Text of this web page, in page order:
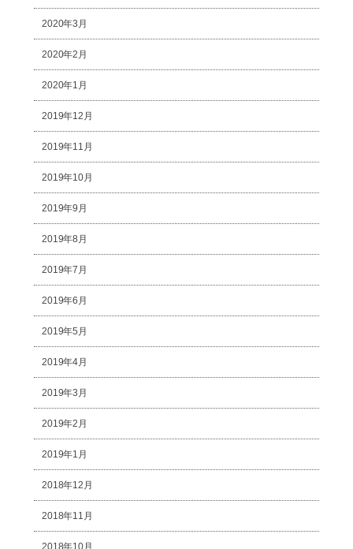
2020年3月
2020年2月
2020年1月
2019年12月
2019年11月
2019年10月
2019年9月
2019年8月
2019年7月
2019年6月
2019年5月
2019年4月
2019年3月
2019年2月
2019年1月
2018年12月
2018年11月